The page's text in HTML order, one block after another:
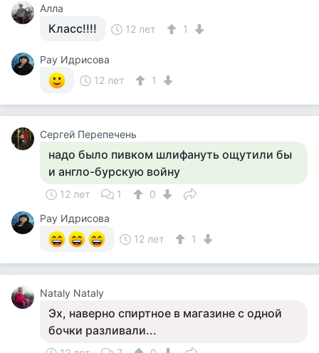
Алла
Класс!!!! 12 лет 1
Рау Идрисова
12 лет
1
Сергей Перепечень
надо было пивком шлифануть ощутили бы
и англо-бурскую войну
12 лет 1
0
Рау Идрисова
12 лет
1
Nataly Nataly
Эх, наверно спиртное в магазине с одной
бочки разливали...